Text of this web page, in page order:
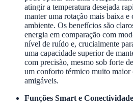
atingir a temperatura desejada
manter uma rotação mais baixa e
ambiente. Os benefícios são
energia em comparação com
nível de ruído e, crucialmente
uma capacidade superior de
com precisão, mesmo sob forte
um conforto térmico muito maior
amigáveis.
Funções Smart e